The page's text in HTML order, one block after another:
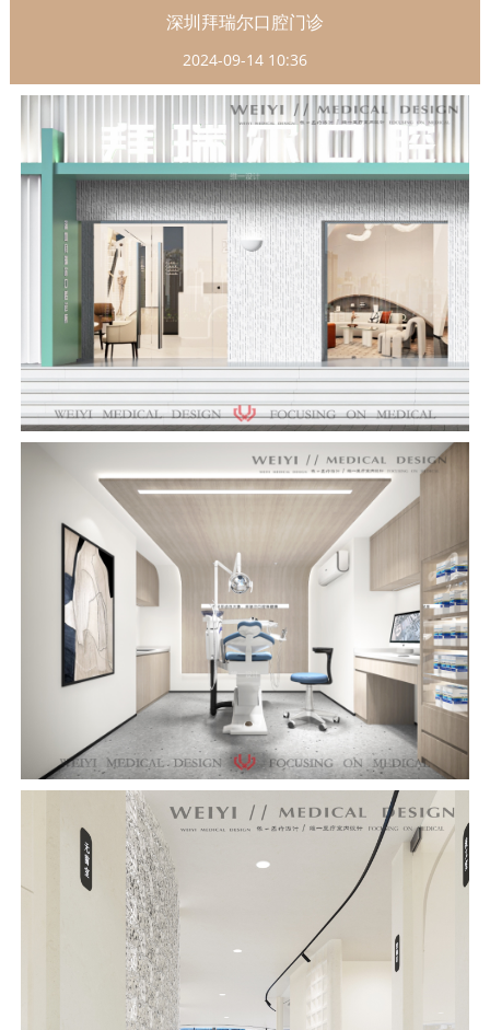
深圳拜瑞尔口腔门诊
2024-09-14 10:36